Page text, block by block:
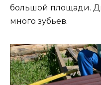
большой площади.
много зубьев.